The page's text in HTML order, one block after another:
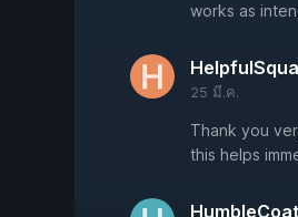
works as
25 มี.ค.
Thank you
this helps